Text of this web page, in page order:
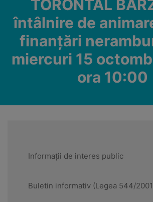
TORONTAL
întâlnire de
finanțări
miercuri 15
ora 10:00
Informații de interes public
Buletin informativ (Legea 544/